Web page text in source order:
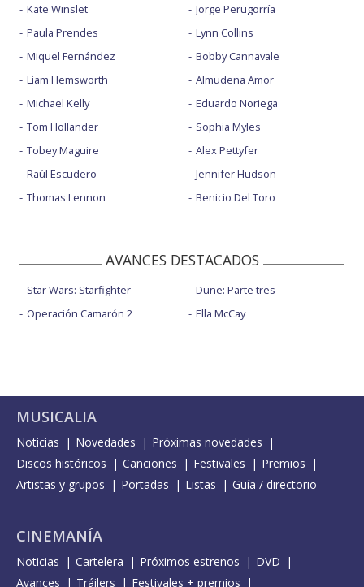
Kate Winslet
Paula Prendes
Miquel Fernández
Liam Hemsworth
Michael Kelly
Tom Hollander
Tobey Maguire
Raúl Escudero
Thomas Lennon
Jorge Perugorría
Lynn Collins
Bobby Cannavale
Almudena Amor
Eduardo Noriega
Sophia Myles
Alex Pettyfer
Jennifer Hudson
Benicio Del Toro
AVANCES DESTACADOS
Star Wars: Starfighter
Operación Camarón 2
Dune: Parte tres
Ella McCay
MUSICALIA
Noticias Novedades
Próximas novedades
Discos históricos
Canciones Festivales
Premios
Artistas y grupos
Portadas Listas Guía / directorio
CINEMANÍA
Noticias Cartelera Próximos estrenos
DVD
Avances
Tráilers Festivales + premios